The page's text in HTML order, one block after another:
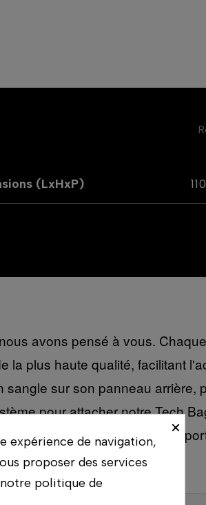
(LxHxP)
avons pensé à vous.
plus haute qualité, facilitant
sur son panneau arrière,
pour attacher notre Tech
une élégante sangle de
×
expérience de navigation,
proposer des services
politique de